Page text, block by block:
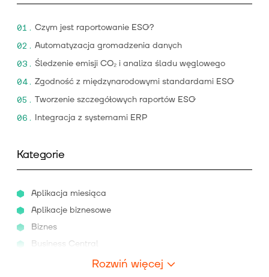
Czym jest raportowanie ESG?
Automatyzacja gromadzenia danych
Śledzenie emisji CO₂ i analiza śladu węglowego
Zgodność z międzynarodowymi standardami ESG
Tworzenie szczegółowych raportów ESG
Integracja z systemami ERP
Kategorie
Aplikacja miesiąca
Aplikacje biznesowe
Biznes
Business Central
Rozwiń więcej